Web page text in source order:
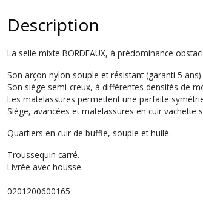
Description
La selle mixte BORDEAUX, à prédominance
Son arçon nylon souple et résistant (garanti 5
Son siège semi-creux, à différentes densités de
Les matelassures permettent une parfaite
Siège, avancées et matelassures en cuir vachette
Quartiers en cuir de buffle, souple et huilé.
Troussequin carré.
Livrée avec housse.
0201200600165